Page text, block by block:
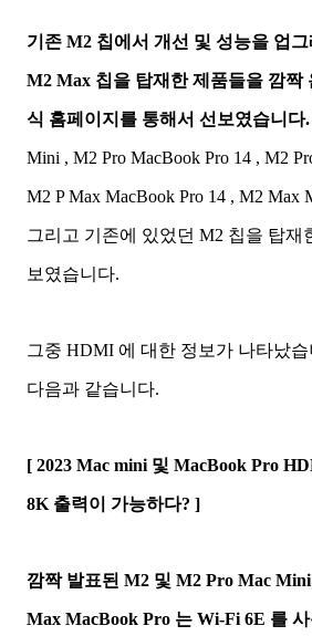
기존 M2 칩에서 개선 및 성능을 업
M2 Max 칩을 탑재한 제품들을 깜짝
식 홈페이지를 통해서 선보였습니다.
Mini , M2 Pro MacBook Pro 14 , M2
M2 P Max MacBook Pro 14 , M2 Max
그리고 기존에 있었던 M2 칩을 탑재
보였습니다.
그중 HDMI 에 대한 정보가 나타났
다음과 같습니다.
[ 2023 Mac mini 및 MacBook Pro
8K 출력이 가능하다? ]
깜짝 발표된 M2 및 M2 Pro Mac
Max MacBook Pro 는 Wi-Fi 6E 를